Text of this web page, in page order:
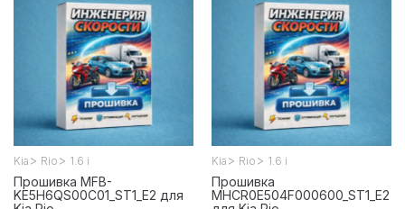
Kia > Rio > 1.6 i
Прошивка MFB-
KE5H6QS00C01_ST1_E2 для
Kia > Rio > 1.6 i
Прошивка
MHCR0E504F000600_ST1_E2